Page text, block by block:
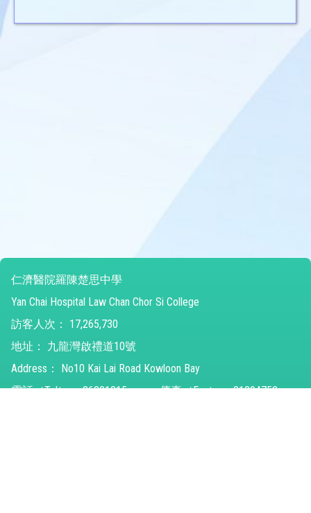
仁濟醫院羅陳楚思中學
Yan Chai Hospital Law Chan Chor Si College
訪客人次：
17,265,730
地址：
九龍灣啟禮道10號
Address：
No10 Kai Lai Road Kowloon Bay
電話（Tel）： 26821315 傳真（Fax）： 31294752